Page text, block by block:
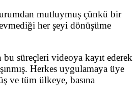
mutluymuş çünkü bir
her şeyi dönüşüme
süreçleri videoya kayıt ederek
Herkes uygulamaya üye
ve tüm ülkeye, basına